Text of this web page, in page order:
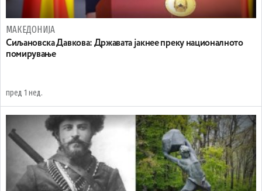
МАКЕДОНИЈА
Сиљановска Давкова: Државата јакнее преку националното
помирување
пред 1 нед.